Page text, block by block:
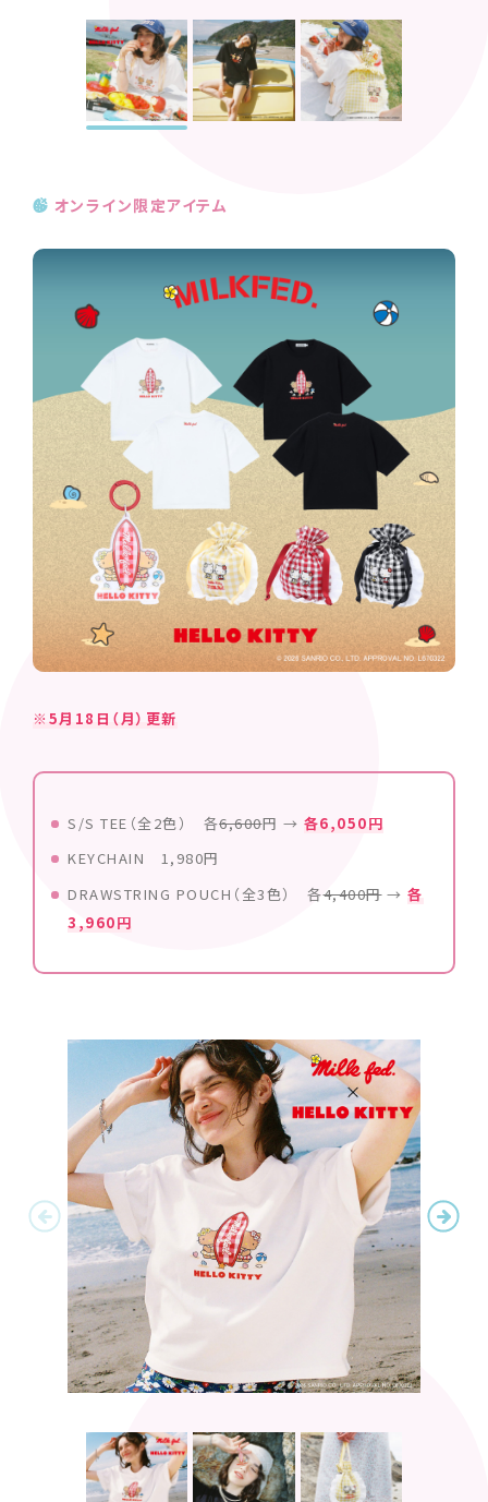
オンライン限定アイテム
※5月18日（月）更新
S/S TEE（全2色） 各6,600円 → 各6,050円
KEYCHAIN 1,980円
DRAWSTRING POUCH（全3色） 各4,400円→ 各
3,960円